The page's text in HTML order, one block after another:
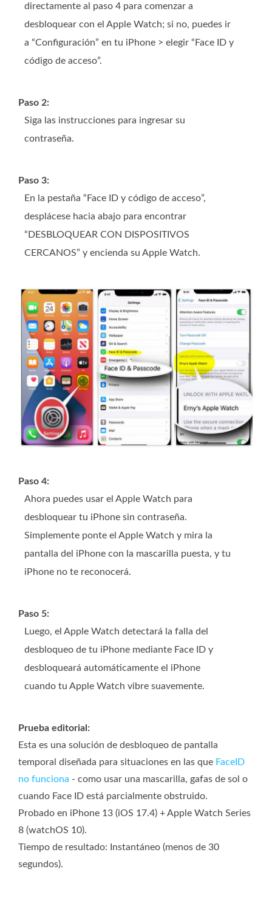
directamente al paso 4 para comenzar a
desbloquear con el Apple Watch; si no, puedes ir
a “Configuración” en tu iPhone > elegir “Face ID y
código de acceso”.
Paso 2:
Siga las instrucciones para ingresar su
contraseña.
Paso 3:
En la pestaña “Face ID y código de acceso”,
desplácese hacia abajo para encontrar
“DESBLOQUEAR CON DISPOSITIVOS
CERCANOS” y encienda su Apple Watch.
Paso 4:
Ahora puedes usar el Apple Watch para
desbloquear tu iPhone sin contraseña.
Simplemente ponte el Apple Watch y mira la
pantalla del iPhone con la mascarilla puesta, y tu
iPhone no te reconocerá.
Paso 5:
Luego, el Apple Watch detectará la falla del
desbloqueo de tu iPhone mediante Face ID y
desbloqueará automáticamente el iPhone
cuando tu Apple Watch vibre suavemente.
Prueba editorial:
Esta es una solución de desbloqueo de pantalla
temporal diseñada para situaciones en las que FaceID
no funciona - como usar una mascarilla, gafas de sol o
cuando Face ID está parcialmente obstruido.
Probado en iPhone 13 (iOS 17.4) + Apple Watch Series
8 (watchOS 10).
Tiempo de resultado: Instantáneo (menos de 30
segundos).